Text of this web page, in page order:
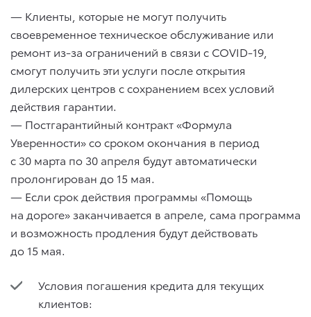
— Клиенты, которые не могут получить
своевременное техническое обслуживание или
ремонт из-за ограничений в связи с COVID-19,
смогут получить эти услуги после открытия
дилерских центров с сохранением всех условий
действия гарантии.
— Постгарантийный контракт «Формула
Уверенности» со сроком окончания в период
с 30 марта по 30 апреля будут автоматически
пролонгирован до 15 мая.
— Если срок действия программы «Помощь
на дороге» заканчивается в апреле, сама программа
и возможность продления будут действовать
до 15 мая.
Условия погашения кредита для текущих
клиентов: